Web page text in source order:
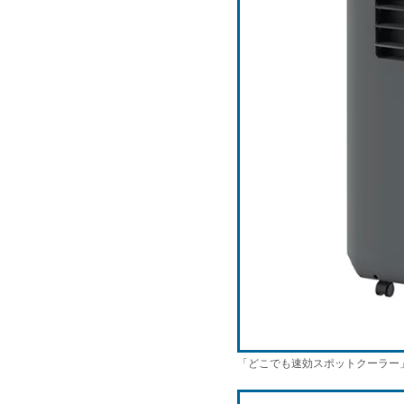
「どこでも速効スポットクーラー